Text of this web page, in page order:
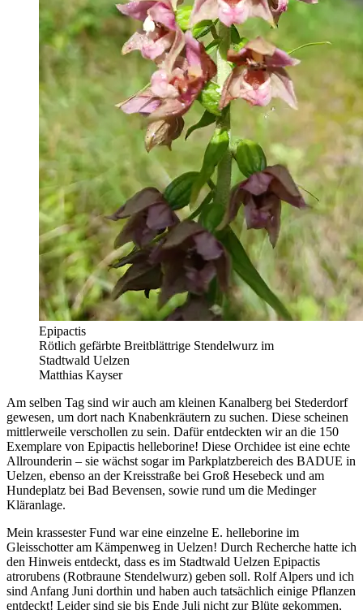
Epipactis
Rötlich gefärbte Breitblättrige Stendelwurz im
Stadtwald Uelzen
Matthias Kayser
Am selben Tag sind wir auch am kleinen Kanalberg bei Stederdorf
gewesen, um dort nach Knabenkräutern zu suchen. Diese scheinen
mittlerweile verschollen zu sein. Dafür entdeckten wir an die 150
Exemplare von Epipactis helleborine! Diese Orchidee ist eine echte
Allrounderin – sie wächst sogar im Parkplatzbereich des BADUE in
Uelzen, ebenso an der Kreisstraße bei Groß Hesebeck und am
Hundeplatz bei Bad Bevensen, sowie rund um die Medinger
Kläranlage.
Mein krassester Fund war eine einzelne E. helleborine im
Gleisschotter am Kämpenweg in Uelzen! Durch Recherche hatte ich
den Hinweis entdeckt, dass es im Stadtwald Uelzen Epipactis
atrorubens (Rotbraune Stendelwurz) geben soll. Rolf Alpers und ich
sind Anfang Juni dorthin und haben auch tatsächlich einige Pflanzen
entdeckt! Leider sind sie bis Ende Juli nicht zur Blüte gekommen,